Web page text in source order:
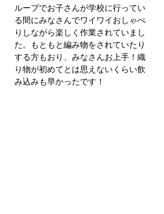
ループでお子さんが学校に行ってい
る間にみなさんでワイワイおしゃべ
りしながら楽しく作業されていまし
た。もともと編み物をされていたり
する方もおり、みなさんお上手！織
り物が初めてとは思えないくらい飲
み込みも早かったです！